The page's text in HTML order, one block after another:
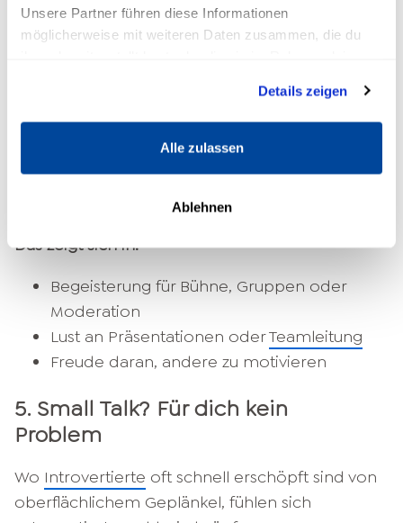
Unsere Partner führen diese Informationen
möglicherweise mit weiteren Daten zusammen, die du
Details zeigen
Alle zulassen
Ablehnen
4. Du bist gerne im Mittelpunkt –
Ein weitverbreiteter Irrtum ist, dass
Extrovertierte immer narzisstisch seien. Das
stimmt nicht. Sie lieben es, gesehen zu werden
– nicht, weil sie sich besser fühlen, sondern weil
sie Verbindung spüren wollen.
Das zeigt sich in:
Begeisterung für Bühne, Gruppen oder
Moderation
Lust an Präsentationen oderTeamleitung
Freude daran, andere zu motivieren
5. Small Talk? Für dich kein
Problem
Wo Introvertierte oft schnell erschöpft sind von
oberflächlichem Geplänkel, fühlen sich